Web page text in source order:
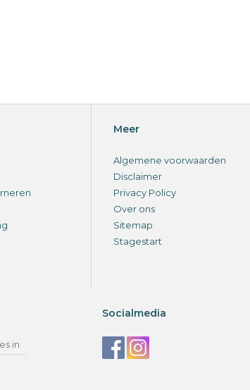
Meer
Algemene voorwaarden
Disclaimer
Privacy Policy
Over ons
Sitemap
Stagestart
Socialmedia